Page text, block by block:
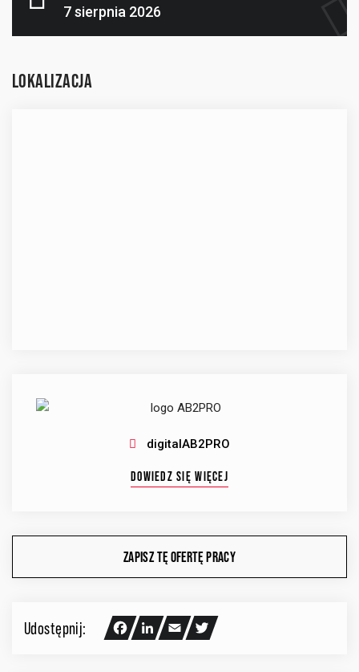
7 sierpnia 2026
LOKALIZACJA
digitalAB2PRO
DOWIEDZ SIĘ WIĘCEJ
ZAPISZ TĘ OFERTĘ PRACY
Udostępnij: FacebookLinkedInEmailTwitter